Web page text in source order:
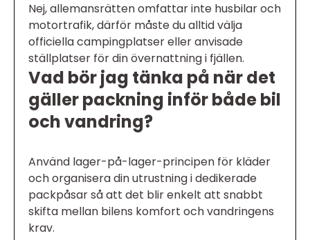
Nej, allemansrätten omfattar inte husbilar och
motortrafik, därför måste du alltid välja
officiella campingplatser eller anvisade
ställplatser för din övernattning i fjällen.
Vad bör jag tänka på när det
gäller packning inför både bil
och vandring?
Använd lager-på-lager-principen för kläder
och organisera din utrustning i dedikerade
packpåsar så att det blir enkelt att snabbt
skifta mellan bilens komfort och vandringens
krav.